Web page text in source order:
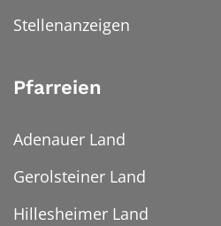
Stellenanzeigen
Pfarreien
Adenauer Land
Gerolsteiner Land
Hillesheimer Land